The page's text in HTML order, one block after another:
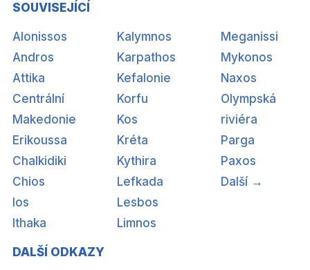
SOUVISEJÍCÍ
Alonissos
Andros
Attika
Centrální
Makedonie
Erikoussa
Chalkidiki
Chios
Ios
Ithaka
Kalymnos
Karpathos
Kefalonie
Korfu
Kos
Kréta
Kythira
Lefkada
Lesbos
Limnos
Meganissi
Mykonos
Naxos
Olympská
riviéra
Parga
Paxos
Další →
DALŠÍ ODKAZY